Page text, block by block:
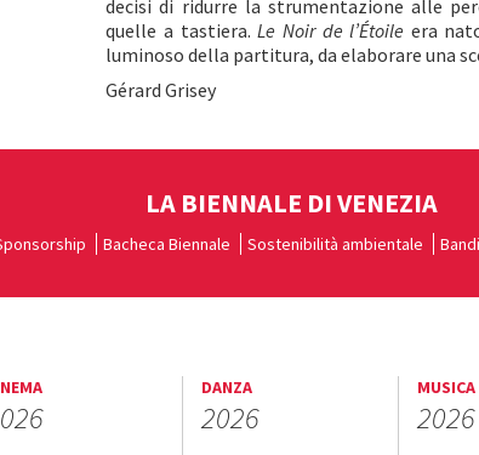
decisi di ridurre la strumentazione alle
quelle a tastiera.Le Noir de l’Étoile era
luminoso della partitura, da elaborare una
Gérard Grisey
LA BIENNALE DI VENEZIA
Bacheca Biennale Sostenibilità ambientale
DANZA
2026
MUSICA
2026